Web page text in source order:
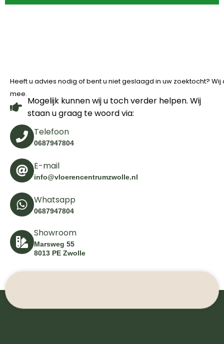
Heeft u advies nodig of bent u niet geslaagd in uw zoektocht?
mee.
Mogelijk kunnen wij u toch verder helpen. Wij
staan u graag te woord via:
Telefoon
0687947804
E-mail
info@vloerencentrumzwolle.nl
Whatsapp
0687947804
Showroom
Marsweg 55
8013 PE Zwolle